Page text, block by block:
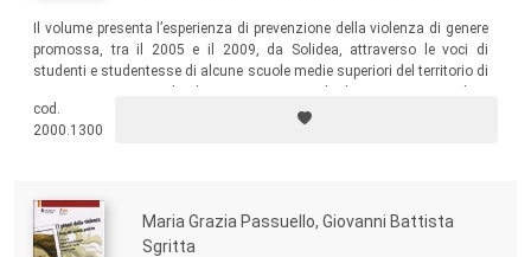
Il volume presenta l’esperienza di prevenzione della violenza di genere
promossa, tra il 2005 e il 2009, da Solidea, attraverso le voci di
studenti e studentesse di alcune scuole medie superiori del territorio di
pensieri, il loro rapporto con il mondo adulto e con i compagni e
l’ambivalente desiderio di sperimentarsi in un rapporto a due.
cod.
2000.1300
Maria Grazia Passuello, Giovanni Battista
Sgritta